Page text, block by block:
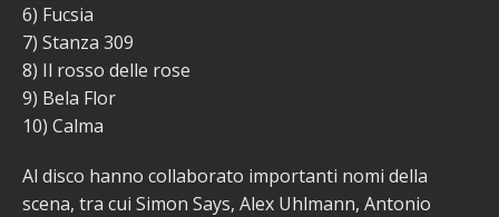
6) Fucsia
7) Stanza 309
8) Il rosso delle rose
9) Bela Flor
10) Calma
Al disco hanno collaborato importanti nomi della
scena, tra cui Simon Says, Alex Uhlmann, Antonio